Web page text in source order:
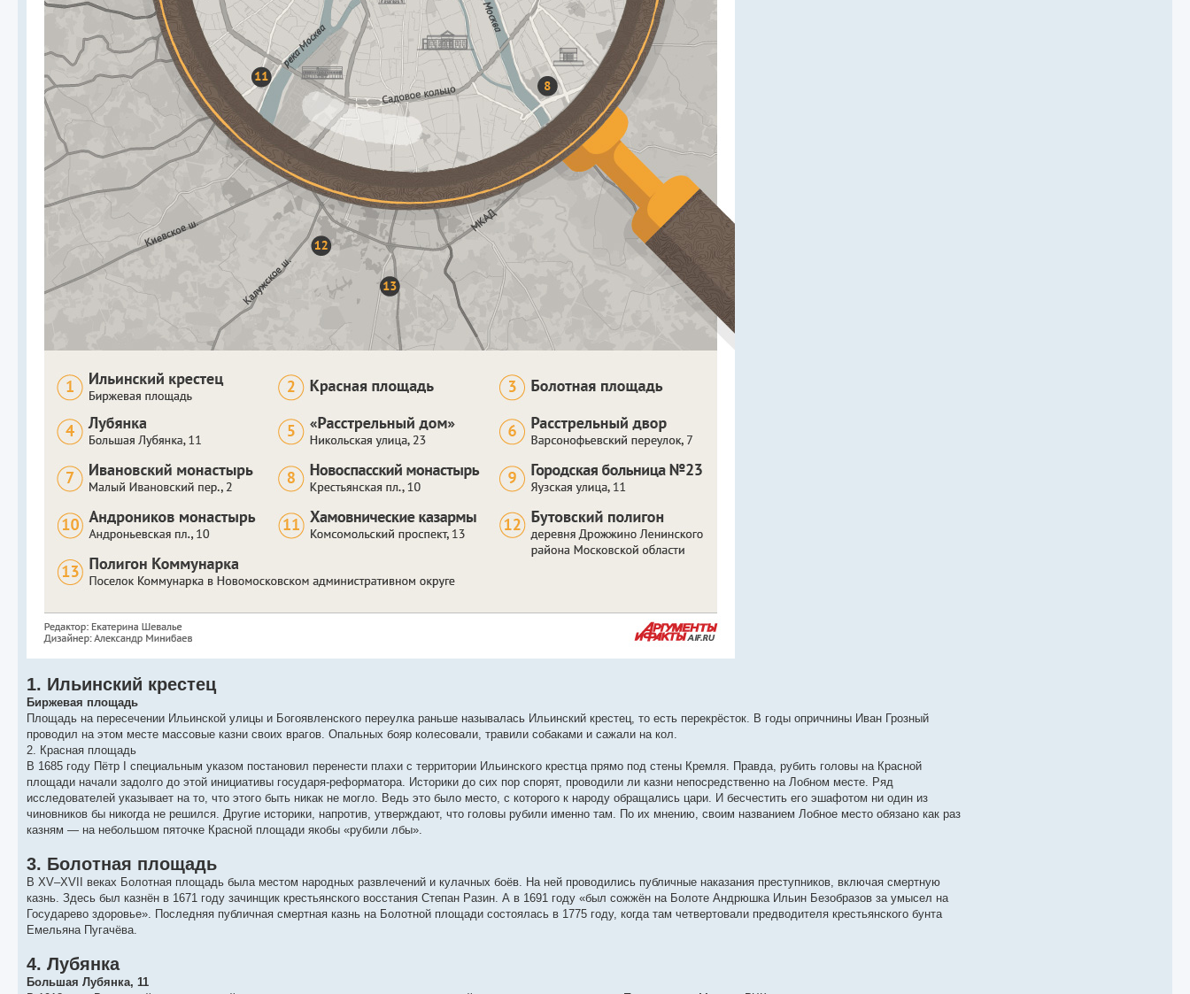
1. Ильинский крестец
Биржевая площадь
Площадь на пересечении Ильинской улицы и Богоявленского переулка раньше называлась Ильинский крестец, то есть перекрёсток. В годы опричнины Иван Грозный
проводил на этом месте массовые казни своих врагов. Опальных бояр колесовали, травили собаками и сажали на кол.
2. Красная площадь
В 1685 году Пётр I специальным указом постановил перенести плахи с территории Ильинского крестца прямо под стены Кремля. Правда, рубить головы на Красной
площади начали задолго до этой инициативы государя-реформатора. Историки до сих пор спорят, проводили ли казни непосредственно на Лобном месте. Ряд
исследователей указывает на то, что этого быть никак не могло. Ведь это было место, с которого к народу обращались цари. И бесчестить его эшафотом ни один из
чиновников бы никогда не решился. Другие историки, напротив, утверждают, что головы рубили именно там. По их мнению, своим названием Лобное место обязано как раз
казням — на небольшом пяточке Красной площади якобы «рубили лбы».
3. Болотная площадь
В XV–XVII веках Болотная площадь была местом народных развлечений и кулачных боёв. На ней проводились публичные наказания преступников, включая смертную
казнь. Здесь был казнён в 1671 году зачинщик крестьянского восстания Степан Разин. А в 1691 году «был сожжён на Болоте Андрюшка Ильин Безобразов за умысел на
Государево здоровье». Последняя публичная смертная казнь на Болотной площади состоялась в 1775 году, когда там четвертовали предводителя крестьянского бунта
Емельяна Пугачёва.
4. Лубянка
Большая Лубянка, 11